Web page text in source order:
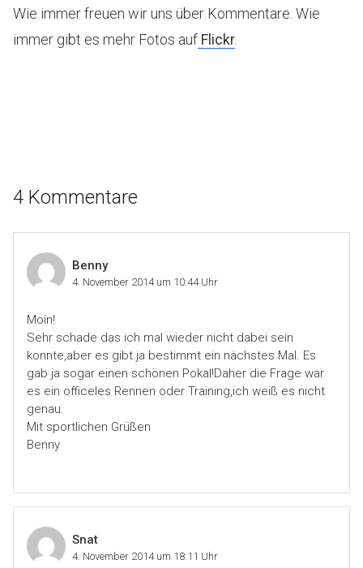
Wie immer freuen wir uns über Kommentare. Wie
immer gibt es mehr Fotos auf Flickr
4 Kommentare
Benny
4. November 2014 um 10:44 Uhr
Moin!
Sehr schade das ich mal wieder nicht dabei sein
konnte,aber es gibt ja bestimmt ein nächstes Mal. Es
gab ja sogar einen schönen Pokal!Daher die Frage war
es ein officeles Rennen oder Training,ich weiß es nicht
genau.
Mit sportlichen Grüßen
Benny
Snat
4. November 2014 um 18:11 Uhr